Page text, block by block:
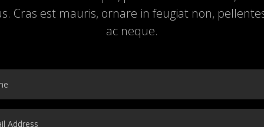
Cras est mauris, ornare in feugiat non,
ac neque.